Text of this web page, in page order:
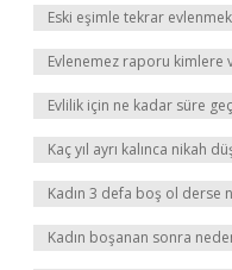
Eski eşimle tekrar
Evlenemez raporu kimlere
Evlilik için ne kadar süre
Kaç yıl ayrı kalınca nikah
Kadın 3 defa boş ol derse
Kadın boşanan sonra